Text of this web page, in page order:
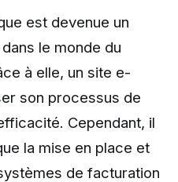
est devenue un
le monde du
à elle, un site e-
son processus de
Cependant, il
la mise en place et
de facturation